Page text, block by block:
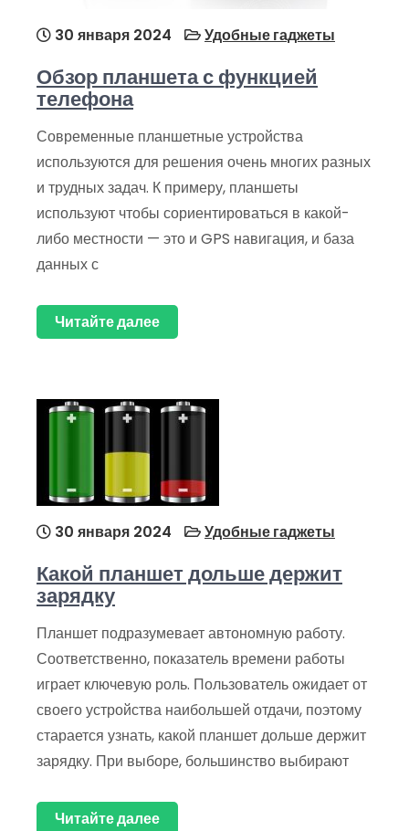
30 января 2024 Удобные гаджеты
Обзор планшета с функцией
телефона
Современные планшетные устройства
используются для решения очень многих разных
и трудных задач. К примеру, планшеты
используют чтобы сориентироваться в какой-
либо местности — это и GPS навигация, и база
данных с
Читайте далее
30 января 2024 Удобные гаджеты
Какой планшет дольше держит
зарядку
Планшет подразумевает автономную работу.
Соответственно, показатель времени работы
играет ключевую роль. Пользователь ожидает от
своего устройства наибольшей отдачи, поэтому
старается узнать, какой планшет дольше держит
зарядку. При выборе, большинство выбирают
Читайте далее